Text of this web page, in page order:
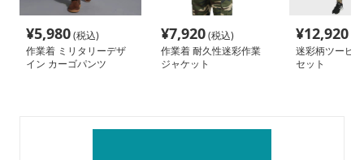
¥5,980(税込)
作業着 ミリタリーデザ
イン カーゴパンツ
¥7,920(税込)
作業着 耐久性迷彩作業
ジャケット
¥12,920
迷彩柄ツーピ
セット